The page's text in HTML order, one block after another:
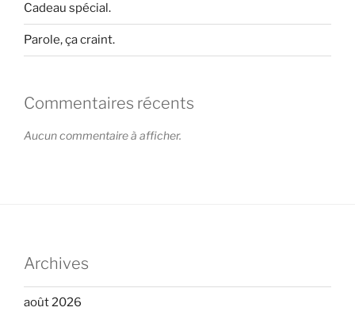
Cadeau spécial.
Parole, ça craint.
Commentaires récents
Aucun commentaire à afficher.
Archives
août 2026